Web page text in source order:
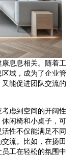
息息相关。随着工
域，成为了企业管
能促进团队交流的
虑到空间的开阔性
闲椅和小桌子，可
性不仅能满足不同
流。比如，在扬田
工在轻松的氛围中